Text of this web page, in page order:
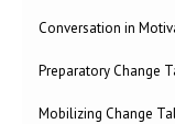
Conversation in
Preparatory Change
Mobilizing Change